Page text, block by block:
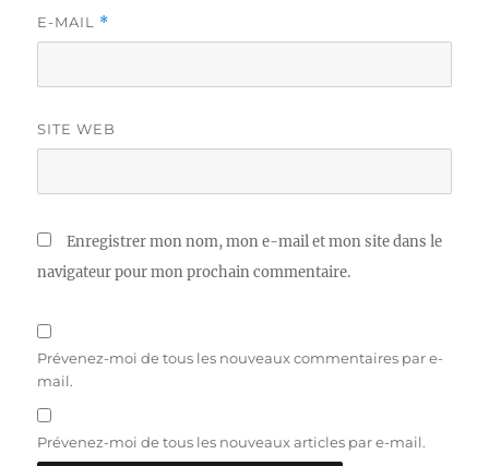
E-MAIL *
SITE WEB
Enregistrer mon nom, mon e-mail et mon site dans le
navigateur pour mon prochain commentaire.
Prévenez-moi de tous les nouveaux commentaires par e-
mail.
Prévenez-moi de tous les nouveaux articles par e-mail.